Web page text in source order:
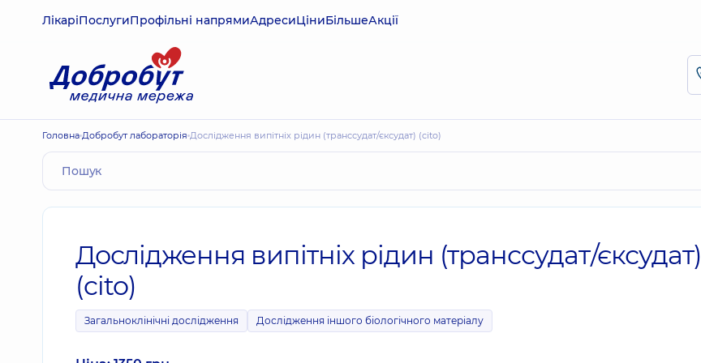
ЛікаріПослугиПрофільні напрямиАдресиЦіниБільшеАкції
Головна Добробут лабораторія Дослідження випітніх рідин (транссудат/єксудат) (cito)
Дослідження випітніх рідин (транссудат/єксудат)
(cito)
Загальноклінічні дослідження Дослідження іншого біологічного матеріалу